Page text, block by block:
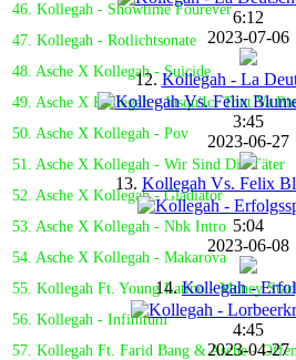
46. Kollegah - Showtime Fourever
47. Kollegah - Rotlichtsonate
48. Asche X Kollegah - Suicide
49. Asche X Kollegah - Jusqu'Ici Tout Va
50. Asche X Kollegah - Pov
51. Asche X Kollegah - Wir Sind Die Täter
52. Asche X Kollegah - Gladiator
53. Asche X Kollegah - Nbk Intro
54. Asche X Kollegah - Makarova
55. Kollegah Ft. Young Latino - Money
56. Kollegah - Infinitum
57. Kollegah Ft. Farid Bang & Asche -
6:12
2023-07-06
12.Kollegah - La
3:45
2023-06-27
13. Kollegah Vs. Felix
5:04
2023-06-08
14.Kollegah -
4:45
2023-04-27